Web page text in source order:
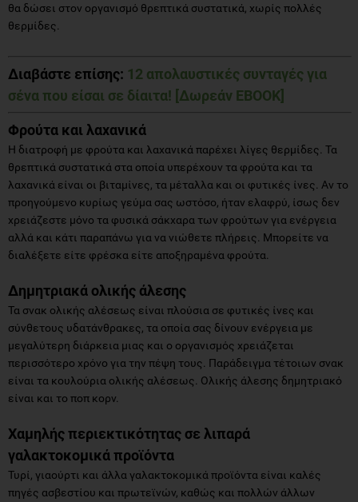
θα δώσει στον οργανισμό θρεπτικά συστατικά, χωρίς πολλές
θερμίδες.
Διαβάστε επίσης: 12 απολαυστικές συνταγές για
σένα που είσαι σε δίαιτα! [Δωρεάν EBOOK]
Φρούτα και λαχανικά
Η διατροφή με φρούτα και λαχανικά παρέχει λίγες θερμίδες. Τα
θρεπτικά συστατικά στα οποία υπερέχουν τα φρούτα και τα
λαχανικά είναι οι βιταμίνες, τα μέταλλα και οι φυτικές ίνες. Αν το
προηγούμενο κυρίως γεύμα σας ωστόσο, ήταν ελαφρύ, ίσως δεν
χρειάζεστε μόνο τα φυσικά σάκχαρα των φρούτων για ενέργεια
αλλά και κάτι παραπάνω για να νιώθετε πλήρεις. Μπορείτε να
διαλέξετε είτε φρέσκα είτε αποξηραμένα φρούτα.
Δημητριακά ολικής άλεσης
Τα σνακ ολικής αλέσεως είναι πλούσια σε φυτικές ίνες και
σύνθετους υδατάνθρακες, τα οποία σας δίνουν ενέργεια με
μεγαλύτερη διάρκεια μιας και ο οργανισμός χρειάζεται
περισσότερο χρόνο για την πέψη τους. Παράδειγμα τέτοιων σνακ
είναι τα κουλούρια ολικής αλέσεως. Ολικής άλεσης δημητριακό
είναι και το ποπ κορν.
Χαμηλής περιεκτικότητας σε λιπαρά
γαλακτοκομικά προϊόντα
Τυρί, γιαούρτι και άλλα γαλακτοκομικά προϊόντα είναι καλές
πηγές ασβεστίου και πρωτεϊνών, καθώς και πολλών άλλων